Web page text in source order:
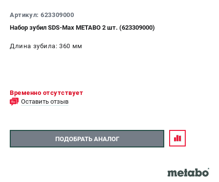
Артикул: 623309000
Набор зубил SDS-Max METABO 2 шт. (623309000)
Длина зубила: 360 мм
Временно отсутствует
Оставить отзыв
ПОДОБРАТЬ АНАЛОГ